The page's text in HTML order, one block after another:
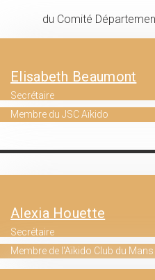
du Comité
Elisabeth Beaumont
Secrétaire
Membre du JSC Aïkido
Alexia Houette
Secrétaire
Membre de l'Aïkido Club du Mans